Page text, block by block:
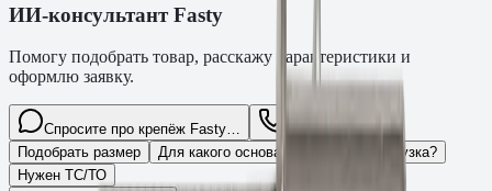
ИИ-консультант Fasty
Помогу подобрать товар, расскажу характеристики и
оформлю заявку.
Спросите про крепёж Fasty…
Разговор
Подобрать размер
Для какого основания?
Какая нагрузка?
Нужен ТС/ТО